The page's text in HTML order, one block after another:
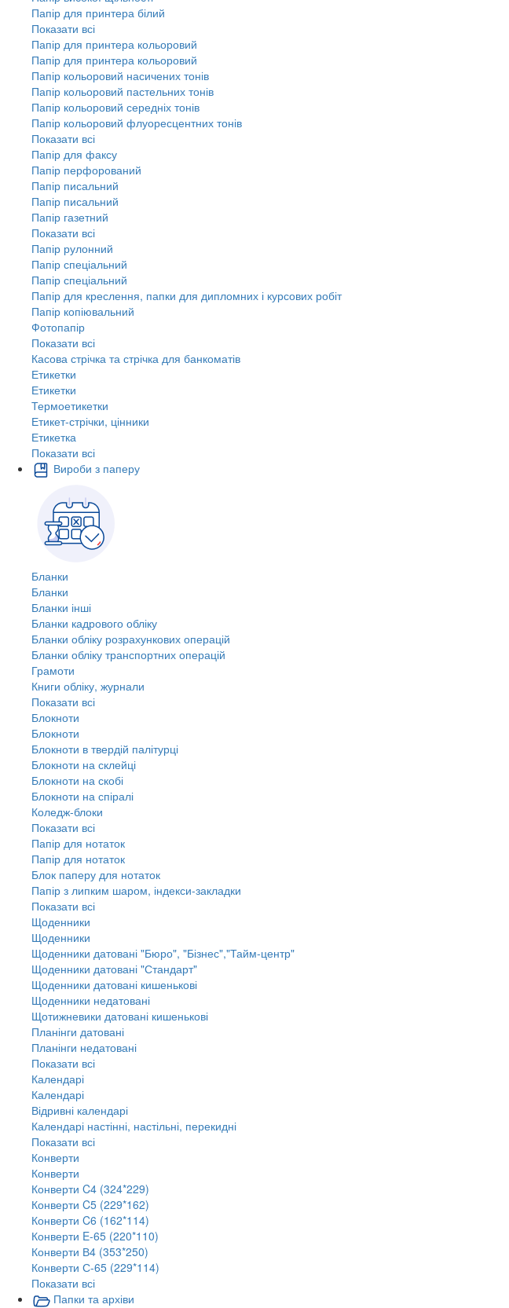
Папір для принтера білий
Показати всі
Папір для принтера кольоровий
Папір для принтера кольоровий
Папір кольоровий насичених тонів
Папір кольоровий пастельних тонів
Папір кольоровий середніх тонів
Папір кольоровий флуоресцентних тонів
Показати всі
Папір для факсу
Папір перфорований
Папір писальний
Папір писальний
Папір газетний
Показати всі
Папір рулонний
Папір спеціальний
Папір спеціальний
Папір для креслення, папки для дипломних і курсових робіт
Папір копіювальний
Фотопапір
Показати всі
Касова стрічка та стрічка для банкоматів
Етикетки
Етикетки
Термоетикетки
Етикет-стрічки, цінники
Етикетка
Показати всі
Вироби з паперу
Бланки
Бланки
Бланки інші
Бланки кадрового обліку
Бланки обліку розрахункових операцій
Бланки обліку транспортних операцій
Грамоти
Книги обліку, журнали
Показати всі
Блокноти
Блокноти
Блокноти в твердій палітурці
Блокноти на склейці
Блокноти на скобі
Блокноти на спіралі
Коледж-блоки
Показати всі
Папір для нотаток
Папір для нотаток
Блок паперу для нотаток
Папір з липким шаром, індекси-закладки
Показати всі
Щоденники
Щоденники
Щоденники датовані "Бюро", "Бізнес","Тайм-центр"
Щоденники датовані "Стандарт"
Щоденники датовані кишенькові
Щоденники недатовані
Щотижневики датовані кишенькові
Планінги датовані
Планінги недатовані
Показати всі
Календарі
Календарі
Відривні календарі
Календарі настінні, настільні, перекидні
Показати всі
Конверти
Конверти
Конверти C4 (324*229)
Конверти C5 (229*162)
Конверти C6 (162*114)
Конверти E-65 (220*110)
Конверти В4 (353*250)
Конверти С-65 (229*114)
Показати всі
Папки та архіви